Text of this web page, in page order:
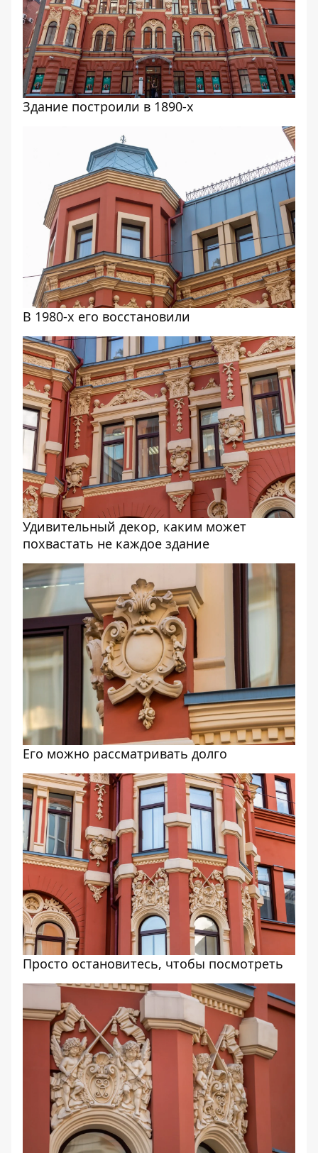
Здание построили в 1890-х
В 1980-х его восстановили
Удивительный декор, каким может
похвастать не каждое здание
Его можно рассматривать долго
Просто остановитесь, чтобы посмотреть